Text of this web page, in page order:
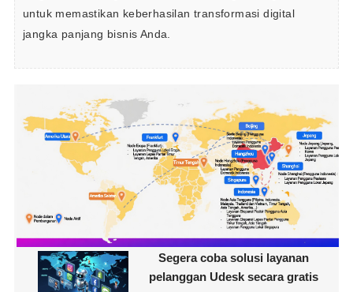
untuk memastikan keberhasilan transformasi digital
jangka panjang bisnis Anda.
Segera coba solusi layanan
pelanggan Udesk secara gratis